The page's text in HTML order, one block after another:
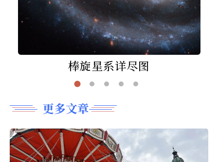
棒旋星系详尽图
更多文章